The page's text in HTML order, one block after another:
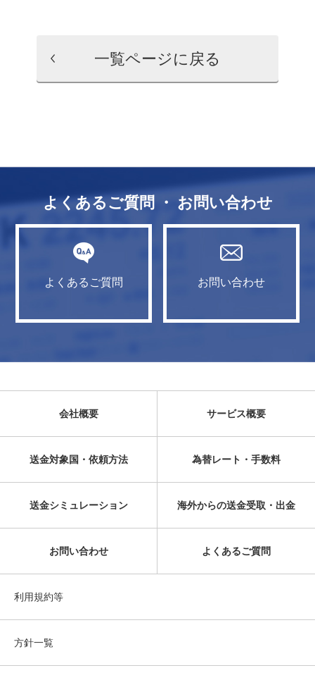
一覧ページに戻る
よくあるご質問 ・ お問い合わせ
よくあるご質問 お問い合わせ
会社概要 サービス概要
送金対象国・依頼方法 為替レート・手数料
送金シミュレーション 海外からの送金受取・出金
お問い合わせ よくあるご質問
利用規約等
方針一覧